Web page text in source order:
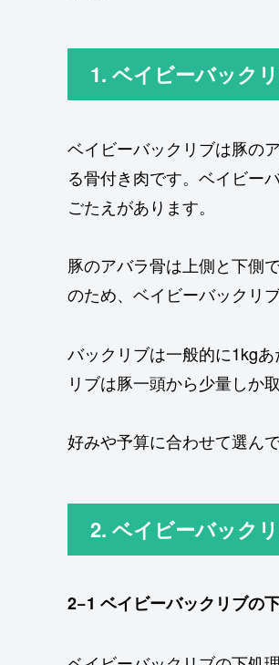
1. ベイビーバック
ベイビーバックリブは豚の
る骨付き肉です。ベイビー
ごたえがあります。
豚のアバラ骨は上側と下側
のため、ベイビーバックリ
バックリブは一般的に1kg
リブは豚一頭から少量しか
好みや予算に合わせて選ん
2. ベイビーバック
2−1 ベイビーバックリブの